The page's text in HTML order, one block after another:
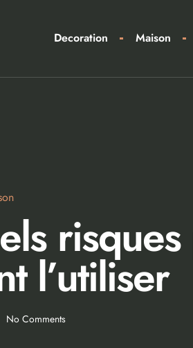
Decoration Maison
l’utiliser
No Comments